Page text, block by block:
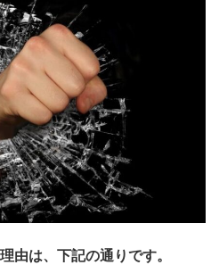
由は、下記の通りです。